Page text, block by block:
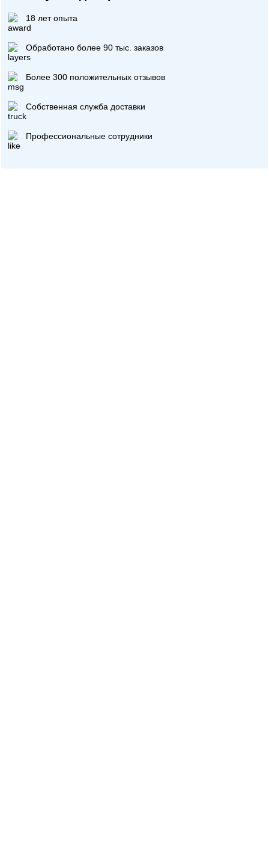
18 лет опыта
Обработано более 90 тыс. заказов
Более 300 положительных отзывов
Собственная служба доставки
Профессиональные сотрудники